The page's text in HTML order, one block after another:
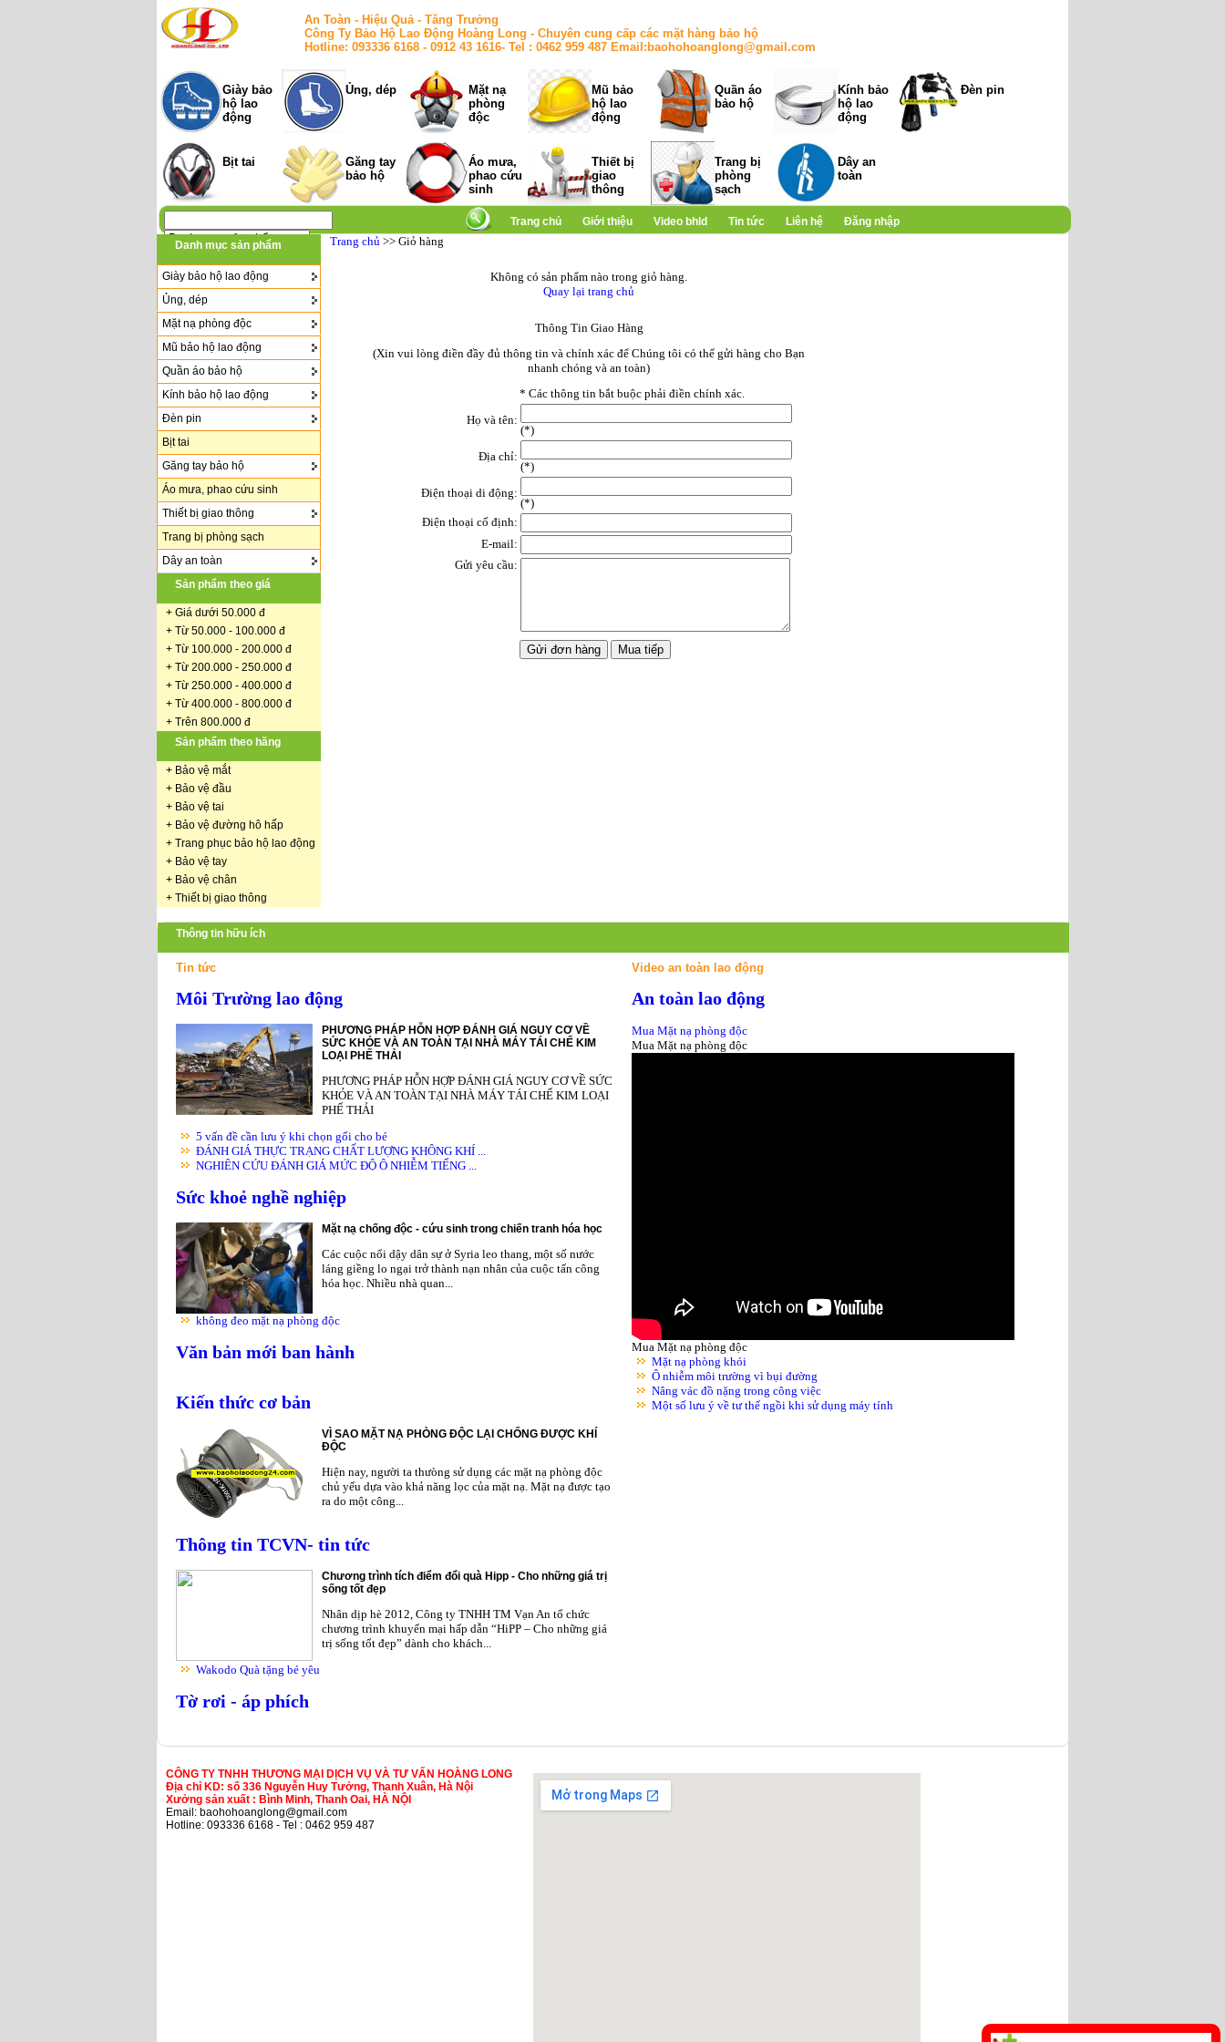
An Toàn - Hiệu Quả - Tăng Trưởng
Công Ty Bảo Hộ Lao Động Hoàng Long - Chuyên cung cấp các mặt hàng bảo hộ
Hotline: 093336 6168 - 0912 43 1616- Tel : 0462 959 487 Email:baohohoanglong@gmail.com
Giày bảo
hộ lao
động
Ủng, dép
Mặt nạ
phòng
độc
Mũ bảo
hộ lao
động
Quần áo
bảo hộ
Kính bảo
hộ lao
động
Đèn pin
Bịt tai
Găng tay
bảo hộ
Áo mưa,
phao cứu
sinh
Thiết bị
giao
thông
Trang bị
phòng
sạch
Dây an
toàn
Trang chủ Giới thiệu Video bhld Tin tức Liên hệ
Đăng nhập
Danh mục sản phẩm
Giày bảo hộ lao động
Ủng, dép
Mặt nạ phòng độc
Mũ bảo hộ lao động
Quần áo bảo hộ
Kính bảo hộ lao động
Đèn pin
Bịt tai
Găng tay bảo hộ
Áo mưa, phao cứu sinh
Thiết bị giao thông
Trang bị phòng sạch
Dây an toàn
Sản phẩm theo giá
+ Giá dưới 50.000 đ
+ Từ 50.000 - 100.000 đ
+ Từ 100.000 - 200.000 đ
+ Từ 200.000 - 250.000 đ
+ Từ 250.000 - 400.000 đ
+ Từ 400.000 - 800.000 đ
+ Trên 800.000 đ
Sản phẩm theo hãng
+ Bảo vệ mắt
+ Bảo vệ đầu
+ Bảo vệ tai
+ Bảo vệ đường hô hấp
+ Trang phục bảo hộ lao động
+ Bảo vệ tay
+ Bảo vệ chân
+ Thiết bị giao thông
Trang chủ >> Giỏ hàng
Không có sản phẩm nào trong giỏ hàng.
Quay lại trang chủ
Thông Tin Giao Hàng
(Xin vui lòng điền đầy đủ thông tin và chính xác để Chúng tôi có thể gửi hàng cho Bạn
nhanh chóng và an toàn)
* Các thông tin bắt buộc phải điền chính xác.
Họ và tên:
(*)
Địa chỉ:
(*)
Điện thoại di động:
(*)
Điện thoại cố định:
E-mail:
Gửi yêu cầu:
Thông tin hữu ích
Tin tức
Môi Trường lao động
PHƯƠNG PHÁP HỖN HỢP ĐÁNH GIÁ NGUY CƠ VỀ
SỨC KHỎE VÀ AN TOÀN TẠI NHÀ MÁY TÁI CHẾ KIM
LOẠI PHẾ THẢI
PHƯƠNG PHÁP HỖN HỢP ĐÁNH GIÁ NGUY CƠ VỀ SỨC
KHỎE VÀ AN TOÀN TẠI NHÀ MÁY TÁI CHẾ KIM LOẠI
PHẾ THẢI
5 vấn đề cần lưu ý khi chọn gối cho bé
ĐÁNH GIÁ THỰC TRẠNG CHẤT LƯỢNG KHÔNG KHÍ ...
NGHIÊN CỨU ĐÁNH GIÁ MỨC ĐỘ Ô NHIỄM TIẾNG ...
Sức khoẻ nghề nghiệp
Mặt nạ chống độc - cứu sinh trong chiến tranh hóa học
Các cuộc nổi dậy dân sự ở Syria leo thang, một số nước
láng giềng lo ngại trở thành nạn nhân của cuộc tấn công
hóa học. Nhiều nhà quan...
không đeo mặt nạ phòng độc
Văn bản mới ban hành
Kiến thức cơ bản
VÌ SAO MẶT NẠ PHÒNG ĐỘC LẠI CHỐNG ĐƯỢC KHÍ
ĐỘC
Hiện nay, người ta thưòng sử dụng các mặt nạ phòng độc
chủ yếu dựa vào khả năng lọc của mặt nạ. Mặt nạ được tạo
ra do một công...
Thông tin TCVN- tin tức
Chương trình tích điểm đổi quà Hipp - Cho những giá trị
sống tốt đẹp
Nhân dịp hè 2012, Công ty TNHH TM Vạn An tổ chức
chương trình khuyến mại hấp dẫn “HiPP – Cho những giá
trị sống tốt đẹp” dành cho khách...
Wakodo Quà tặng bé yêu
Tờ rơi - áp phích
Video an toàn lao động
An toàn lao động
Mua Mặt nạ phòng độc
Mua Mặt nạ phòng độc
Mua Mặt nạ phòng độc
Mặt nạ phòng khói
Ô nhiễm môi trường vì bụi đường
Nâng vác đồ nặng trong công việc
Một số lưu ý về tư thế ngồi khi sử dụng máy tính
CÔNG TY TNHH THƯƠNG MẠI DỊCH VỤ VÀ TƯ VẤN HOÀNG LONG
Địa chỉ KD: số 336 Nguyễn Huy Tưởng, Thanh Xuân, Hà Nội
Xưởng sản xuất : Bình Minh, Thanh Oai, HÀ NỘI
Email: baohohoanglong@gmail.com
Hotline: 093336 6168 - Tel : 0462 959 487